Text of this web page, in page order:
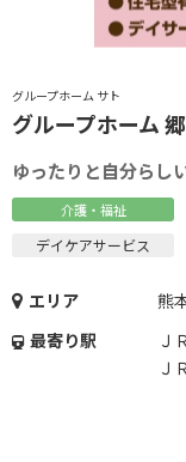
グループホーム サト
グループホーム 郷
ゆったりと自分らし
介護・福祉
デイケアサービス
エリア
熊
最寄り駅
Ｊ
Ｊ